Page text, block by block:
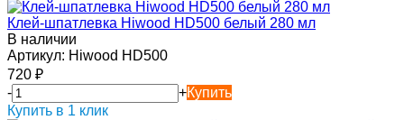
Клей-шпатлевка Hiwood HD500 белый 280 мл
В наличии
Артикул: Hiwood HD500
720 ₽
-
+Купить
Купить в 1 клик